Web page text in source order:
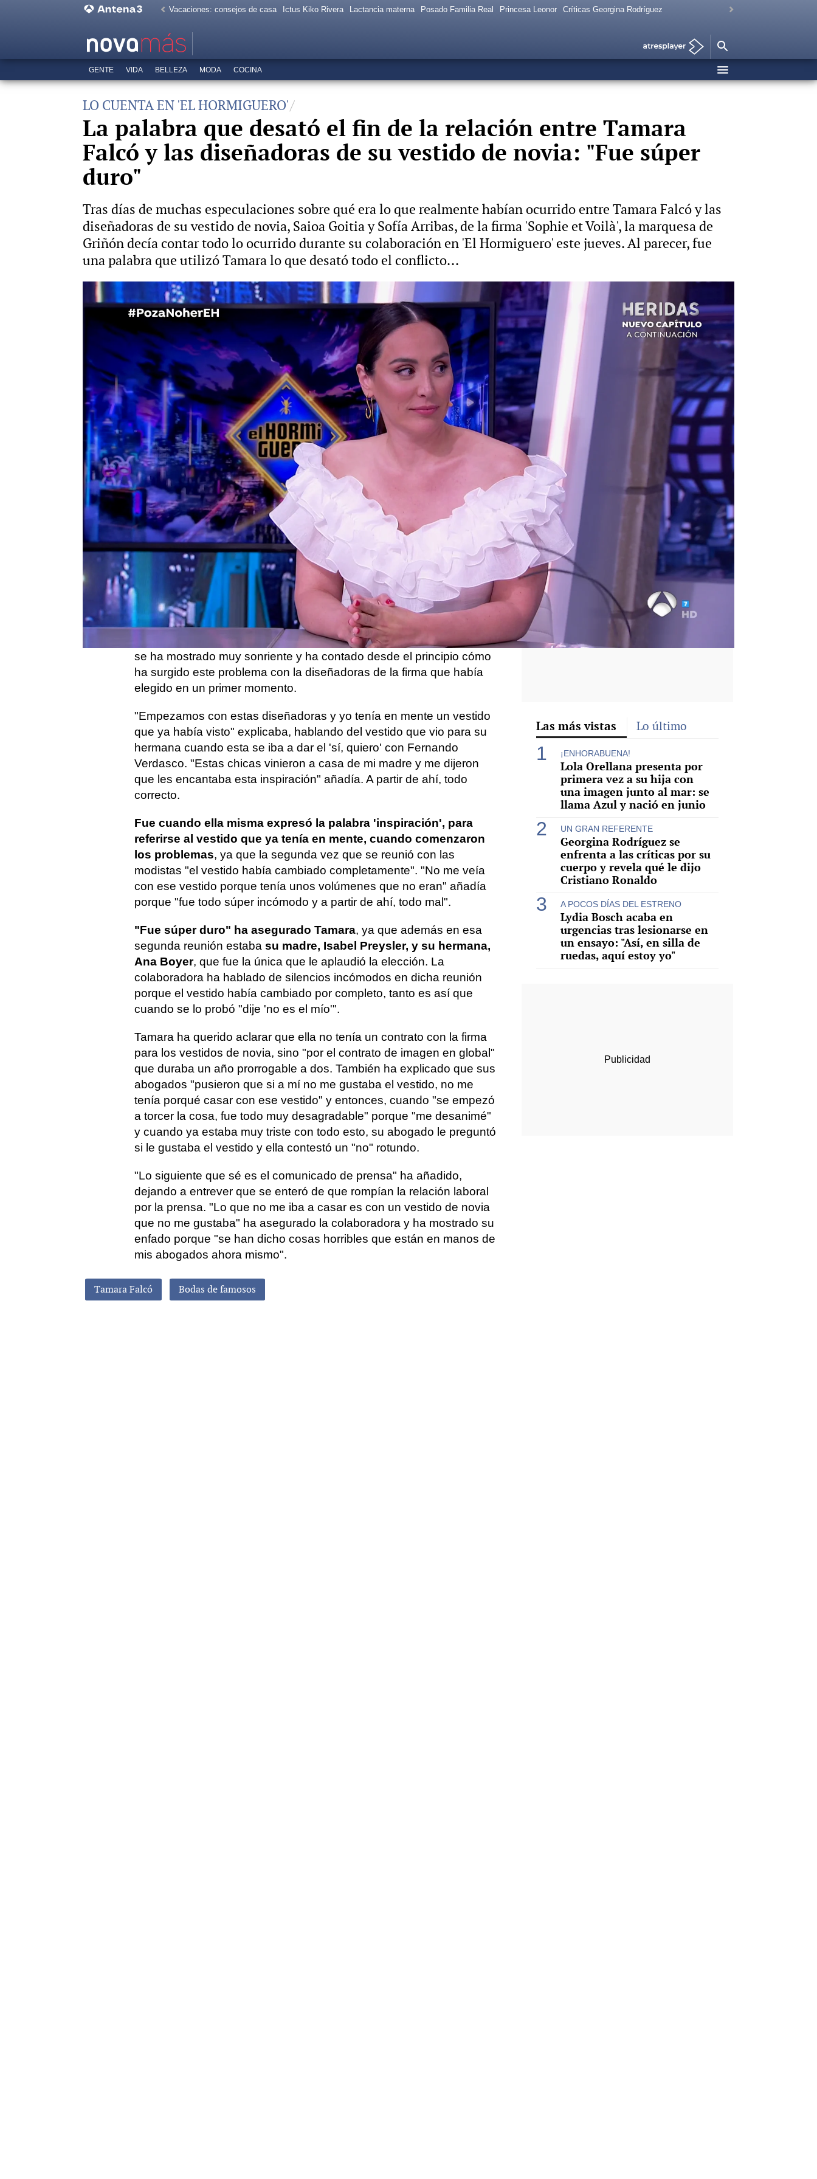
Vacaciones: consejos de casa Ictus Kiko Rivera Lactancia materna Posado Familia Real Princesa Leonor Críticas Georgina Rodríguez
GENTE VIDA BELLEZA MODA COCINA
LO CUENTA EN 'EL HORMIGUERO'
La palabra que desató el fin de la relación entre Tamara
Falcó y las diseñadoras de su vestido de novia: "Fue súper
duro"
Tras días de muchas especulaciones sobre qué era lo que realmente habían ocurrido entre Tamara Falcó y las
diseñadoras de su vestido de novia, Saioa Goitia y Sofía Arribas, de la firma 'Sophie et Voilà', la marquesa de
Griñón decía contar todo lo ocurrido durante su colaboración en 'El Hormiguero' este jueves. Al parecer, fue
una palabra que utilizó Tamara lo que desató todo el conflicto...
La conexión que une a una de las exdiseñadoras del vestido de novia de Tamara Falcó con el chef de su boda: ¿Peligra el
menú?
La estilista Cristina Reyes desmiente que vaya a encargarse del nuevo vestido de novia de Tamara Falcó tras ser vista en casa
de Isabel Preysler
Europa Press
Publicado:19 de mayo de 2023, 10:39 WhatsappFacebook
X Flipboard
Tamara Falcó ha aparecido un día más en el plató de 'El
Hormiguero' y como no podía ser de otra manera
ha hablado sobre
la polémica que hay sobre su vestido de novia . La colaboradora
se ha mostrado muy sonriente y ha contado desde el principio cómo
ha surgido este problema con la diseñadoras de la firma que había
elegido en un primer momento.
"Empezamos con estas diseñadoras y yo tenía en mente un vestido
que ya había visto" explicaba, hablando del vestido que vio para su
hermana cuando esta se iba a dar el 'sí, quiero' con Fernando
Verdasco. "Estas chicas vinieron a casa de mi madre y me dijeron
que les encantaba esta inspiración" añadía. A partir de ahí, todo
correcto.
Fue cuando ella misma expresó la palabra 'inspiración', para
referirse al vestido que ya tenía en mente, cuando comenzaron
los problemas, ya que la segunda vez que se reunió con las
modistas "el vestido había cambiado completamente". "No me veía
con ese vestido porque tenía unos volúmenes que no eran" añadía
porque "fue todo súper incómodo y a partir de ahí, todo mal".
"Fue súper duro" ha asegurado Tamara, ya que además en esa
segunda reunión estaba su madre, Isabel Preysler, y su hermana,
Ana Boyer, que fue la única que le aplaudió la elección. La
colaboradora ha hablado de silencios incómodos en dicha reunión
porque el vestido había cambiado por completo, tanto es así que
cuando se lo probó "dije 'no es el mío'".
Tamara ha querido aclarar que ella no tenía un contrato con la firma
para los vestidos de novia, sino "por el contrato de imagen en global"
que duraba un año prorrogable a dos. También ha explicado que sus
abogados "pusieron que si a mí no me gustaba el vestido, no me
tenía porqué casar con ese vestido" y entonces, cuando "se empezó
a torcer la cosa, fue todo muy desagradable" porque "me desanimé"
y cuando ya estaba muy triste con todo esto, su abogado le preguntó
si le gustaba el vestido y ella contestó un "no" rotundo.
"Lo siguiente que sé es el comunicado de prensa" ha añadido,
dejando a entrever que se enteró de que rompían la relación laboral
por la prensa. "Lo que no me iba a casar es con un vestido de novia
que no me gustaba" ha asegurado la colaboradora y ha mostrado su
enfado porque "se han dicho cosas horribles que están en manos de
mis abogados ahora mismo".
Tamara Falcó Bodas de famosos
Las más vistas Lo último
¡ENHORABUENA!
Lola Orellana presenta por
primera vez a su hija con
una imagen junto al mar: se
llama Azul y nació en junio
UN GRAN REFERENTE
Georgina Rodríguez se
enfrenta a las críticas por su
cuerpo y revela qué le dijo
Cristiano Ronaldo
A POCOS DÍAS DEL ESTRENO
Lydia Bosch acaba en
urgencias tras lesionarse en
un ensayo: "Así, en silla de
ruedas, aquí estoy yo"